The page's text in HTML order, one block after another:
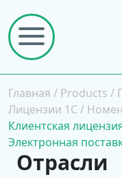
Главная / Products /
Лицензии 1С /
Клиентская
Электронная
Отрасли